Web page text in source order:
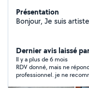
Présentation
Bonjour, Je suis
Dernier avis laissé
Il y a plus de 6 mois
RDV donné, mais ne
professionnel. je ne